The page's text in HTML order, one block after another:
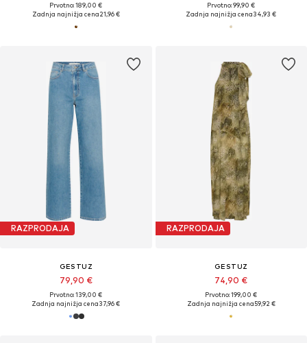
Prvotno: 189,00 €
Zadnja najnižja cena21,96 €
Prvotno: 99,90 €
Zadnja najnižja cena34,93 €
RAZPRODAJA
GESTUZ
79,90 €
Prvotno: 139,00 €
Zadnja najnižja cena37,96 €
RAZPRODAJA
GESTUZ
74,90 €
Prvotno: 199,00 €
Zadnja najnižja cena59,92 €